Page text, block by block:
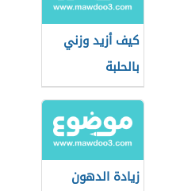
كيف أزيد وزني
بالحلبة
زيادة الدهون